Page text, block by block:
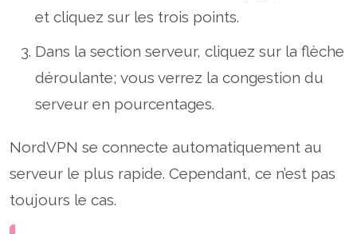
et cliquez sur les trois points.
Dans la section serveur, cliquez sur la flèche
déroulante; vous verrez la congestion du
serveur en pourcentages.
NordVPN se connecte automatiquement au
serveur le plus rapide. Cependant, ce n’est pas
toujours le cas.